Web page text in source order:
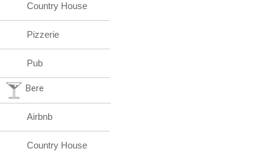
Country House
Pizzerie
Pub
Bere
Airbnb
Country House